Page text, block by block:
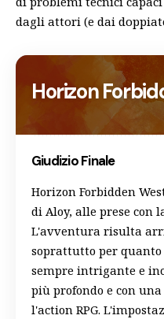
dagli attori (e dai
Horizon
Giudizio Finale
Horizon Forbidden
di Aloy, alle prese con
L'avventura risulta
soprattutto per
sempre intrigante e
più profondo e con
l'action RPG.